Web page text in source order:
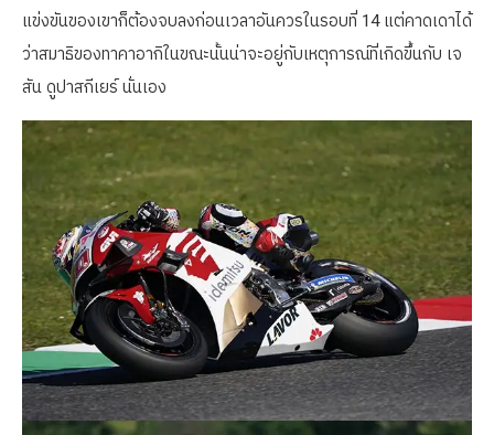
แข่งขันของเขาก็ต้องจบลงก่อนเวลาอันควรในรอบที่ 14 แต่คาดเดาได้
ว่าสมาธิของทาคาอากิในขณะนั้นน่าจะอยู่กับเหตุการณ์ที่เกิดขึ้นกับ เจ
สัน ดูปาสกีเยร์ นั่นเอง